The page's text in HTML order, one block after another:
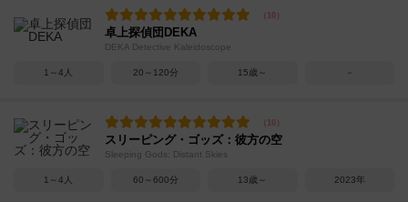
卓上探偵団DEKA
DEKA Detective Kaleidoscope
1～4人 20～120分 15歳～ －
スリーピング・ゴッズ：彼方の空
Sleeping Gods: Distant Skies
1～4人 60～600分 13歳～ 2023年